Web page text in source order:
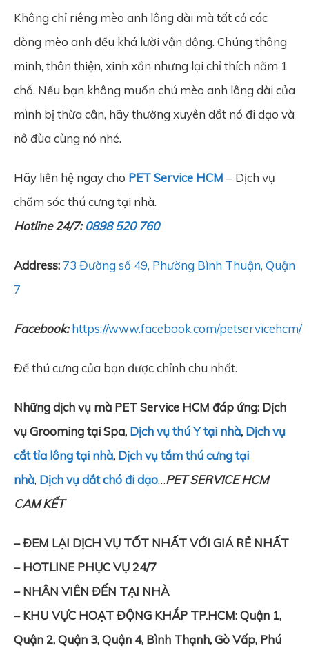
Không chỉ riêng mèo anh lông dài mà tất cả các
dòng mèo anh đều khá lười vận động. Chúng thông
minh, thân thiện, xinh xắn nhưng lại chỉ thích nằm 1
chỗ. Nếu bạn không muốn chú mèo anh lông dài của
mình bị thừa cân, hãy thường xuyên dắt nó đi dạo và
nô đùa cùng nó nhé.
Hãy liên hệ ngay cho PET Service HCM – Dịch vụ
chăm sóc thú cưng tại nhà.
Hotline 24/7:0898 520 760
Address: 73 Đường số 49, Phường Bình Thuận, Quận
7
Facebook: https://www.facebook.com/petservicehcm/
Để thú cưng của bạn được chỉnh chu nhất.
Những dịch vụ mà PET Service HCM đáp ứng: Dịch
vụ Grooming tại Spa, Dịch vụ thú Y tại nhà, Dịch vụ
cắt tỉa lông tại nhà, Dịch vụ tắm thú cưng tại
nhà, Dịch vụ dắt chó đi dạo…PET SERVICE HCM
CAM KẾT
– ĐEM LẠI DỊCH VỤ TỐT NHẤT VỚI GIÁ RẺ NHẤT
– HOTLINE PHỤC VỤ 24/7
– NHÂN VIÊN ĐẾN TẠI NHÀ
– KHU VỰC HOẠT ĐỘNG KHẮP TP.HCM: Quận 1,
Quận 2, Quận 3, Quận 4, Bình Thạnh, Gò Vấp, Phú